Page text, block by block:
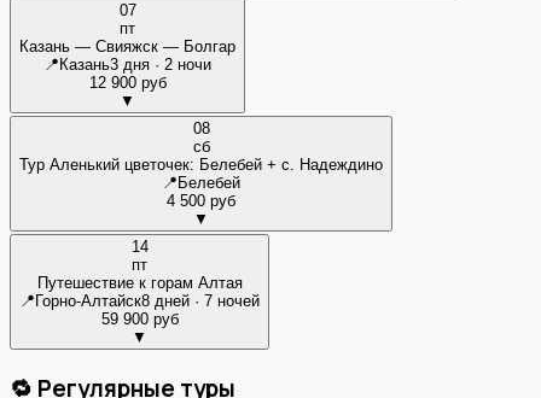
07
пт
Казань — Свияжск — Болгар
📍 Казань3 дня · 2 ночи
12 900 руб
▼
08
сб
Тур Аленький цветочек: Белебей + с. Надеждино
📍 Белебей
4 500 руб
▼
14
пт
Путешествие к горам Алтая
📍 Горно-Алтайск8 дней · 7 ночей
59 900 руб
▼
🔁 Регулярные туры